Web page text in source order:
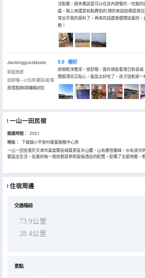
法點餐，週末應該是可以在店內就餐的，吃飯
遠，開上來還是有點費勁的 總的來説這裡是我
常出乎我的意料了，再來的話還會選擇這裏的
務！
Jianbingguozidaxixi
家庭旅遊
從前慢—火炕房|觀長城|電
視可投屏|可攜寵入住
入住於2026年02月
5.0 極好
房間乾淨整潔，很舒服，窗外就能看落日和長
闆娘漂亮又貼心，飯菜太好吃了，孩子説和家
一山一田民宿
開業時間： 2021
地址：
下營鎮小平安村黨羣服務中心旁
一山一田坐落於天津市黃崖關長城風景區半山腰，山有層巒疊嶂，水有波光
豐盈出生活。這裏的每一間房都是參照星級酒店的配置，配備了全屋地暖、
品，部分房型還配置了浴缸。床墊均為意大利進口定製，傢俱均系原木，天
住宿周邊
交通樞紐
73.9公里
28.4公里
景點